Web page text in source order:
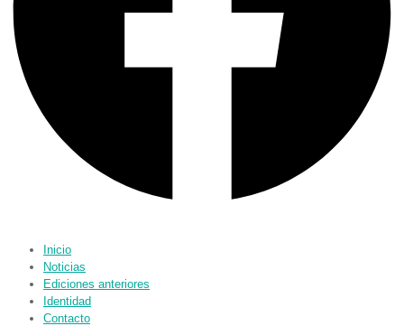
Inicio
Noticias
Ediciones anteriores
Identidad
Contacto